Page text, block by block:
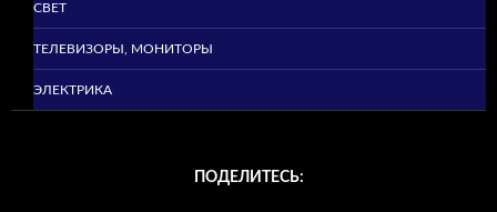
СВЕТ
ТЕЛЕВИЗОРЫ, МОНИТОРЫ
ЭЛЕКТРИКА
ПОДЕЛИТЕСЬ: